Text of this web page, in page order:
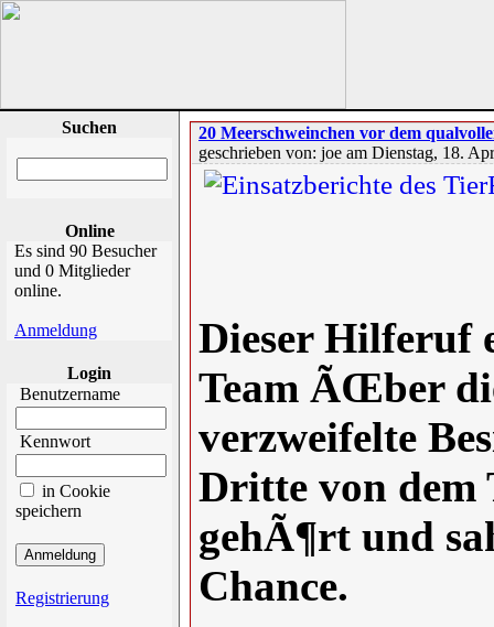
Suchen
Online
Es sind 90 Besucher
und 0 Mitglieder
online.
Anmeldung
Login
Benutzername
Kennwort
in Cookie
speichern
Registrierung
20 Meerschweinchen vor dem
geschrieben von: joe am Dienstag, 18.
Dieser Hilferuf
Team ÃŒber
verzweifelte
Dritte von dem
gehÃ¶rt und
Chance.